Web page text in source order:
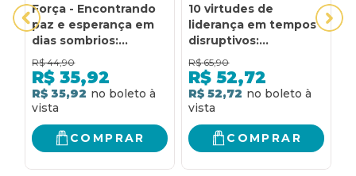
Força - Encontrando
paz e esperança em
dias sombrios:
Encontrando paz e
esperança em
tempos sombrios.
R$ 44,90
R$ 35,92
R$ 35,92
COMPRAR
10 virtudes de
liderança em tempos
disruptivos:
Treinando a equipe
em tempos de imensa
mudança e desafio
R$ 65,90
R$ 52,72
R$ 52,72
COMPRAR